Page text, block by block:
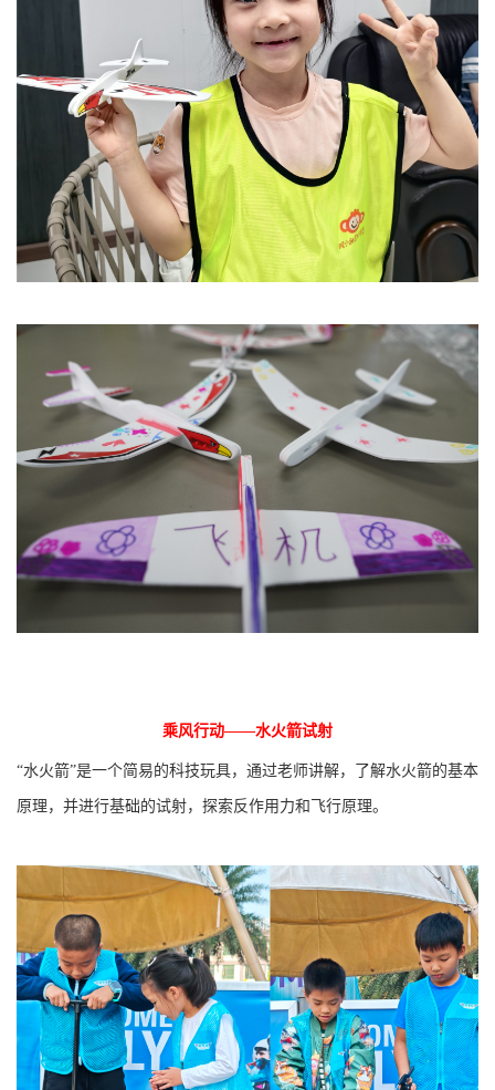
乘风行动——水火箭试射
“水火箭”是一个简易的科技玩具，通过老师讲解， 了解水火箭的基本
原理，并进行基础的试射，探索反作用力和飞行原理。